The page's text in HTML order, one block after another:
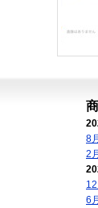
8
2
6